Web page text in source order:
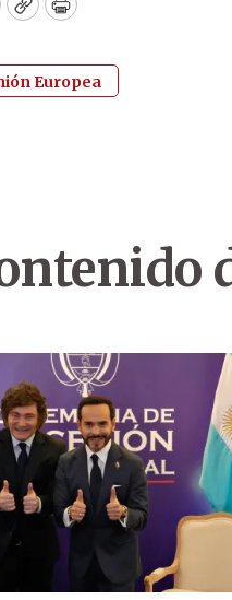
CopyPrint
Europea